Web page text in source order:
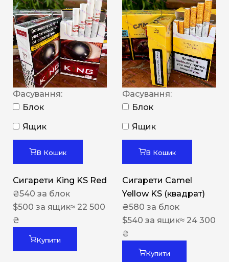
Фасування:
Блок
Ящик
В Кошик
Сигарети King KS Red
₴540 за блок
$500 за ящик≈ 22 500
₴
Купити
Фасування:
Блок
Ящик
В Кошик
Сигарети Camel
Yellow KS (квадрат)
₴580 за блок
$540 за ящик≈ 24 300
₴
Купити